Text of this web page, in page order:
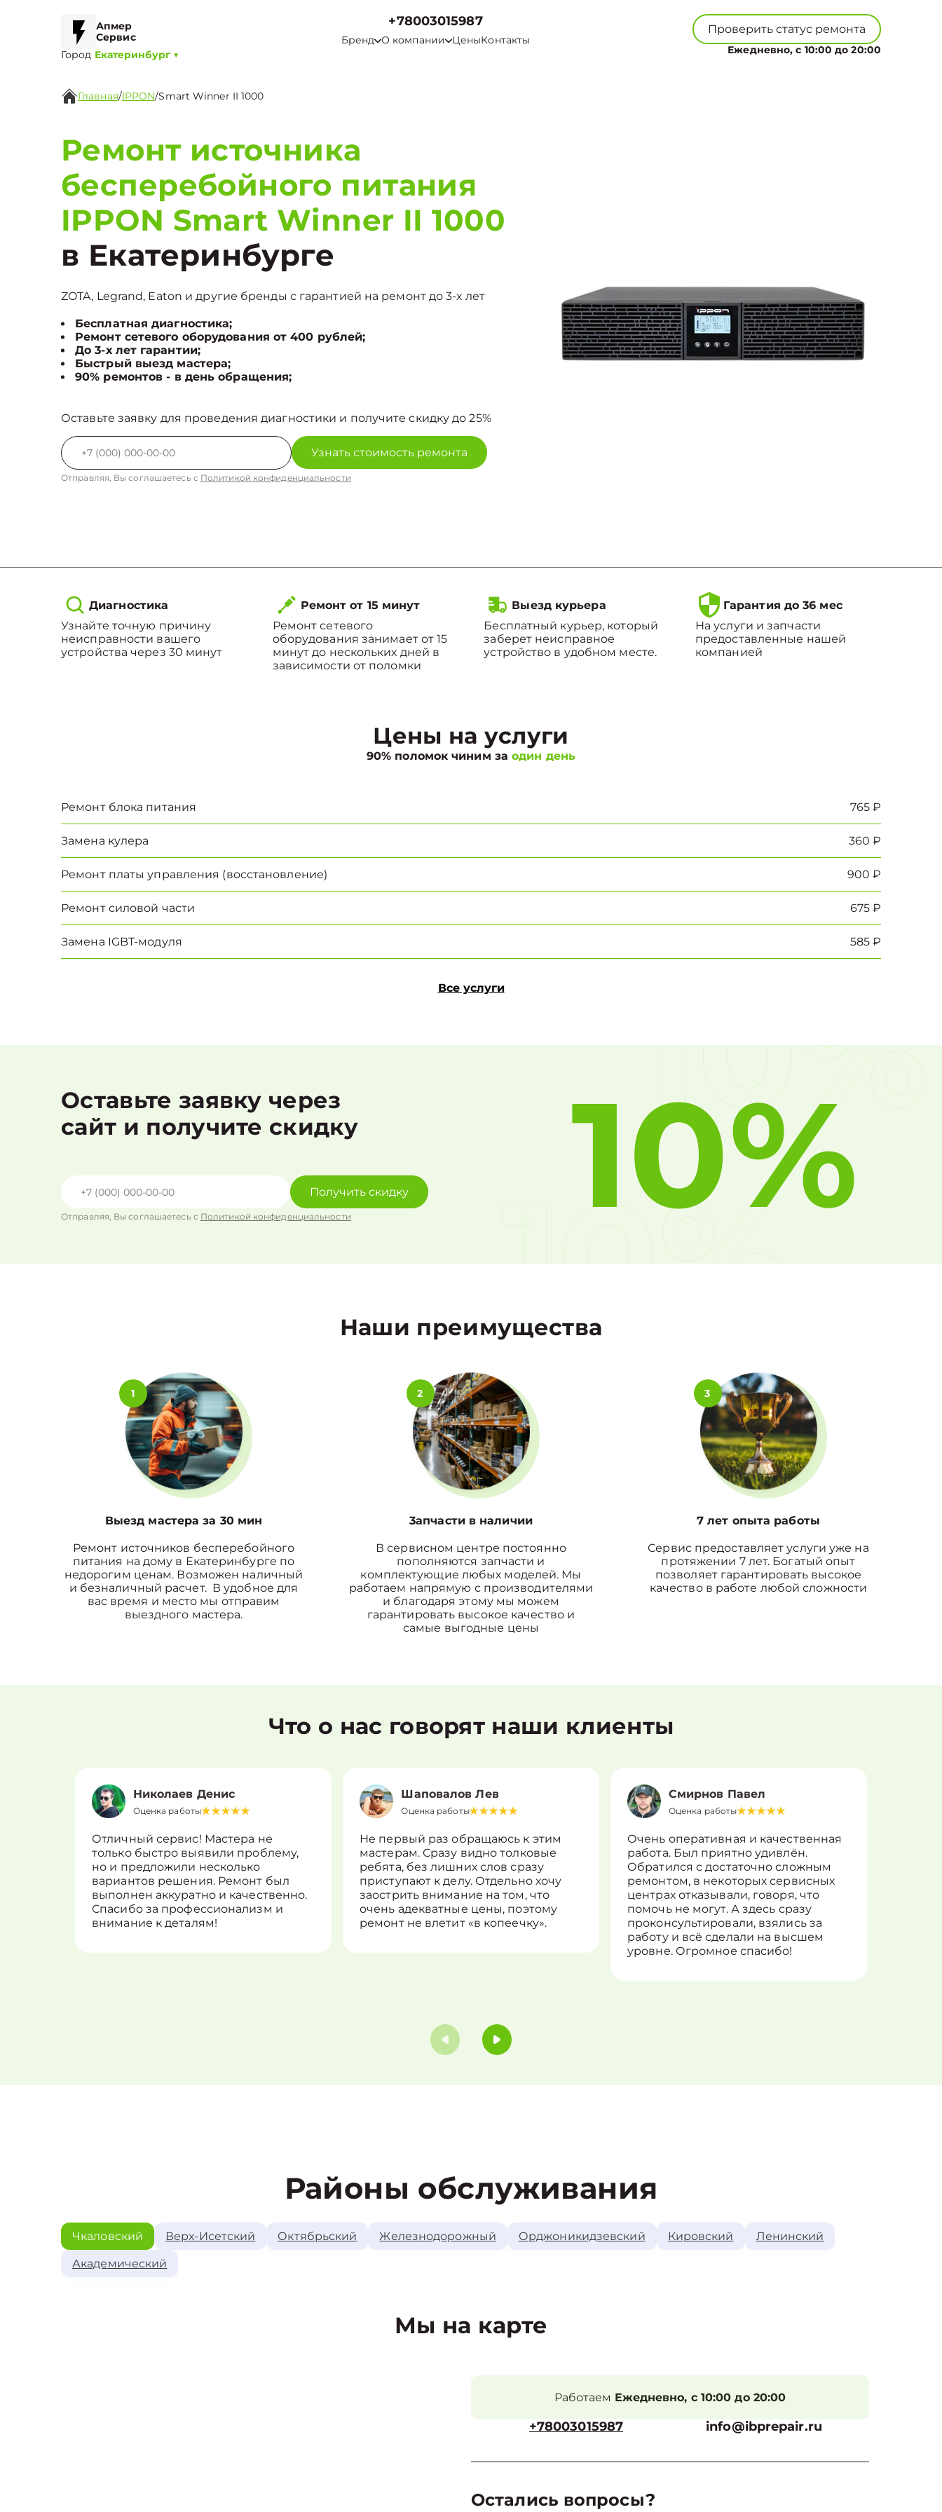
Апмер
Сервис
Город Екатеринбург ▼
+78003015987
Бренд О компании ЦеныКонтакты
Проверить статус ремонта
Ежедневно, с 10:00 до 20:00
Главная/IPPON/Smart Winner II 1000
Ремонт источника
бесперебойного питания
IPPON Smart Winner II 1000
в Екатеринбурге
ZOTA, Legrand, Eaton и другие бренды с гарантией на ремонт до 3-х лет
Бесплатная диагностика;
Ремонт сетевого оборудования от 400 рублей;
До 3-х лет гарантии;
Быстрый выезд мастера;
90% ремонтов - в день обращения;
Оставьте заявку для проведения диагностики и получите скидку до 25%
Узнать стоимость ремонта
Отправляя, Вы соглашаетесь с Политикой конфиденциальности
Диагностика
Узнайте точную причину
неисправности вашего
устройства через 30 минут
Ремонт от 15 минут
Ремонт сетевого
оборудования занимает от 15
минут до нескольких дней в
зависимости от поломки
Выезд курьера
Бесплатный курьер, который
заберет неисправное
устройство в удобном месте.
Гарантия до 36 мес
На услуги и запчасти
предоставленные нашей
компанией
Цены на услуги
90% поломок чиним заодин день
Ремонт блока питания 765 ₽
Замена кулера 360 ₽
Ремонт платы управления (восстановление) 900 ₽
Ремонт силовой части 675 ₽
Замена IGBT-модуля 585 ₽
Все услуги
Оставьте заявку через
сайт и получите скидку
Получить скидку
Отправляя, Вы соглашаетесь с Политикой конфиденциальности 10%
10%
10%
Наши преимущества
1
Выезд мастера за 30 мин
Ремонт источников бесперебойного
питания на дому в Екатеринбурге по
недорогим ценам. Возможен наличный
и безналичный расчет. В удобное для
вас время и место мы отправим
выездного мастера.
2
3апчасти в наличии
В сервисном центре постоянно
пополняются запчасти и
комплектующие любых моделей. Мы
работаем напрямую с производителями
и благодаря этому мы можем
гарантировать высокое качество и
самые выгодные цены
3
7 лет опыта работы
Сервис предоставляет услуги уже на
протяжении 7 лет. Богатый опыт
позволяет гарантировать высокое
качество в работе любой сложности
Что о нас говорят наши клиенты
Николаев Денис
Оценка работы
Отличный сервис! Мастера не
только быстро выявили проблему,
но и предложили несколько
вариантов решения. Ремонт был
выполнен аккуратно и качественно.
Спасибо за профессионализм и
внимание к деталям!
Шаповалов Лев
Оценка работы
Не первый раз обращаюсь к этим
мастерам. Сразу видно толковые
ребята, без лишних слов сразу
приступают к делу. Отдельно хочу
заострить внимание на том, что
очень адекватные цены, поэтому
ремонт не влетит «в копеечку».
Смирнов Павел
Оценка работы
Очень оперативная и качественная
работа. Был приятно удивлён.
Обратился с достаточно сложным
ремонтом, в некоторых сервисных
центрах отказывали, говоря, что
помочь не могут. А здесь сразу
проконсультировали, взялись за
работу и всё сделали на высшем
уровне. Огромное спасибо!
Районы обслуживания
Чкаловский Верх-Исетский Октябрьский Железнодорожный Орджоникидзевский Кировский Ленинский
Академический
Мы на карте
Работаем Ежедневно, с 10:00 до 20:00
+78003015987 info@ibprepair.ru
Остались вопросы?